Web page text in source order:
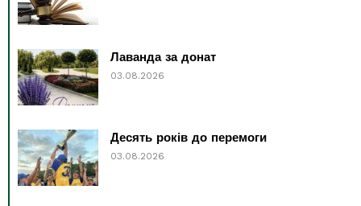
Лаванда за донат
03.08.2026
Десять років до перемоги
03.08.2026